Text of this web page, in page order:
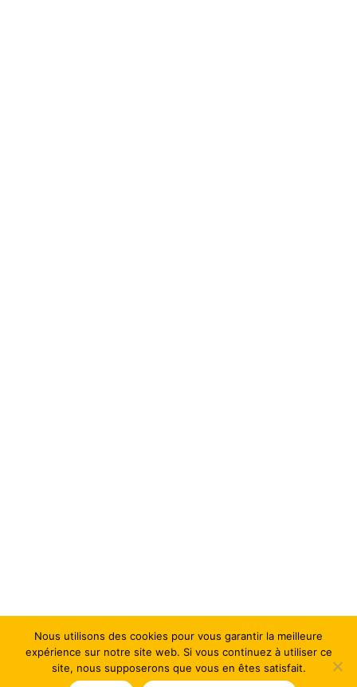
Nous utilisons des cookies pour vous garantir la meilleure
expérience sur notre site web. Si vous continuez à utiliser ce
site, nous supposerons que vous en êtes satisfait.